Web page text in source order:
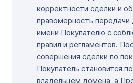
корректности сделки и
правомерность передачи
имени Покупателю с
правил и регламентов.
совершения сделки по
Покупатель становится
владельцем домена, а